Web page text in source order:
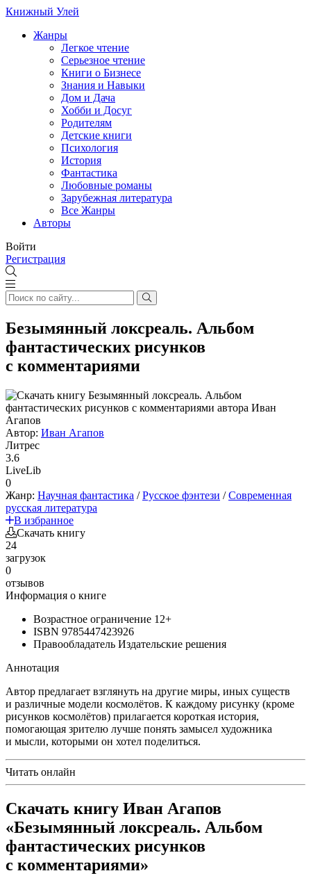
Книжный Улей
Жанры
Легкое чтение
Серьезное чтение
Книги о Бизнесе
Знания и Навыки
Дом и Дача
Хобби и Досуг
Родителям
Детские книги
Психология
История
Фантастика
Любовные романы
Зарубежная литература
Все Жанры
Авторы
Войти
Регистрация
Безымянный локсреаль. Альбом
фантастических рисунков
с комментариями
Автор: Иван Агапов
Литрес
3.6
LiveLib
0
Жанр: Научная фантастика /Русское фэнтези /Современная
русская литература
В избранное
Скачать книгу
24
загрузок
0
отзывов
Информация о книге
Возрастное ограничение 12+
ISBN 9785447423926
Правообладатель Издательские решения
Аннотация
Автор предлагает взглянуть на другие миры, иных существ
и различные модели космолётов. К каждому рисунку (кроме
рисунков космолётов) прилагается короткая история,
помогающая зрителю лучше понять замысел художника
и мысли, которыми он хотел поделиться.
Читать онлайн
Скачать книгу Иван Агапов
«Безымянный локсреаль. Альбом
фантастических рисунков
с комментариями»